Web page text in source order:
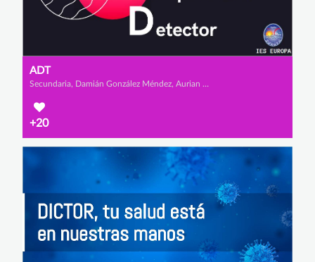
ADT
Secundaria, Damián González Méndez, Aurian Layeul y Sergio Galán Torres
+20